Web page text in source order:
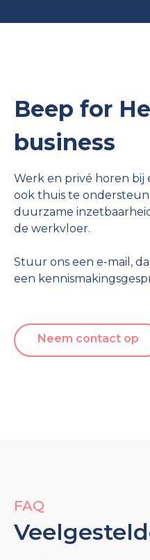
Beep for
business
Werk en privé horen bij
ook thuis te
duurzame
de werkvloer.
Stuur ons een e-mail,
een
Neem contact op
FAQ